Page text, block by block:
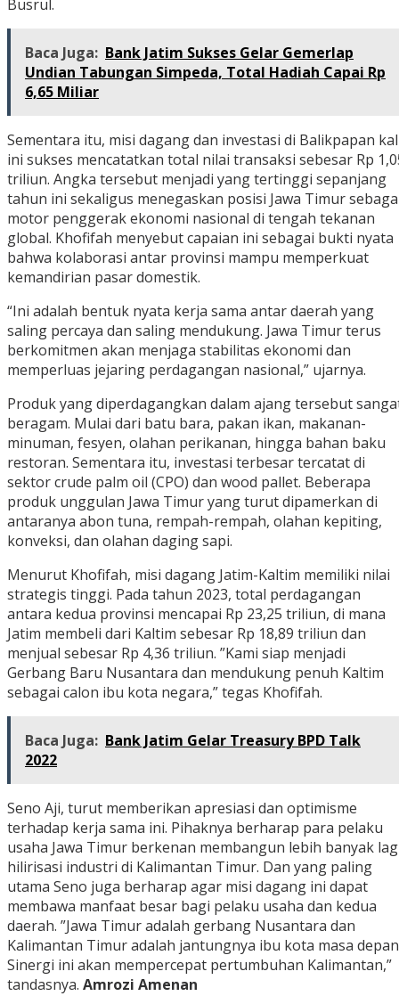
Busrul.
Baca Juga: Bank Jatim Sukses Gelar Gemerlap
Undian Tabungan Simpeda, Total Hadiah Capai Rp
6,65 Miliar
Sementara itu, misi dagang dan investasi di Balikpapan
ini sukses mencatatkan total nilai transaksi sebesar Rp
triliun. Angka tersebut menjadi yang tertinggi sepanjang
tahun ini sekaligus menegaskan posisi Jawa Timur
motor penggerak ekonomi nasional di tengah tekanan
global. Khofifah menyebut capaian ini sebagai bukti nyata
bahwa kolaborasi antar provinsi mampu memperkuat
kemandirian pasar domestik.
“Ini adalah bentuk nyata kerja sama antar daerah yang
saling percaya dan saling mendukung. Jawa Timur terus
berkomitmen akan menjaga stabilitas ekonomi dan
memperluas jejaring perdagangan nasional,” ujarnya.
Produk yang diperdagangkan dalam ajang tersebut
beragam. Mulai dari batu bara, pakan ikan, makanan-
minuman, fesyen, olahan perikanan, hingga bahan baku
restoran. Sementara itu, investasi terbesar tercatat di
sektor crude palm oil (CPO) dan wood pallet. Beberapa
produk unggulan Jawa Timur yang turut dipamerkan di
antaranya abon tuna, rempah-rempah, olahan kepiting,
konveksi, dan olahan daging sapi.
Menurut Khofifah, misi dagang Jatim-Kaltim memiliki nilai
strategis tinggi. Pada tahun 2023, total perdagangan
antara kedua provinsi mencapai Rp 23,25 triliun, di mana
Jatim membeli dari Kaltim sebesar Rp 18,89 triliun dan
menjual sebesar Rp 4,36 triliun. ”Kami siap menjadi
Gerbang Baru Nusantara dan mendukung penuh Kaltim
sebagai calon ibu kota negara,” tegas Khofifah.
Baca Juga: Bank Jatim Gelar Treasury BPD Talk
2022
Seno Aji, turut memberikan apresiasi dan optimisme
terhadap kerja sama ini. Pihaknya berharap para pelaku
usaha Jawa Timur berkenan membangun lebih banyak
hilirisasi industri di Kalimantan Timur. Dan yang paling
utama Seno juga berharap agar misi dagang ini dapat
membawa manfaat besar bagi pelaku usaha dan kedua
daerah. ”Jawa Timur adalah gerbang Nusantara dan
Kalimantan Timur adalah jantungnya ibu kota masa
Sinergi ini akan mempercepat pertumbuhan Kalimantan,”
tandasnya. Amrozi Amenan